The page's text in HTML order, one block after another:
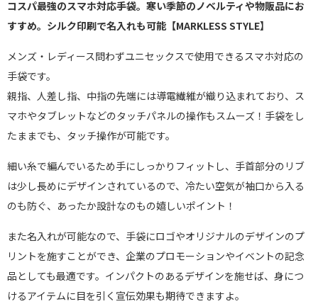
コスパ最強のスマホ対応手袋。寒い季節のノベルティや物販品にお
すすめ。シルク印刷で名入れも可能【MARKLESS STYLE】
メンズ・レディース問わずユニセックスで使用できるスマホ対応の
手袋です。
親指、人差し指、中指の先端には導電繊維が織り込まれており、ス
マホやタブレットなどのタッチパネルの操作もスムーズ！手袋をし
たままでも、タッチ操作が可能です。
細い糸で編んでいるため手にしっかりフィットし、手首部分のリブ
は少し長めにデザインされているので、冷たい空気が袖口から入る
のも防ぐ、あったか設計なのもの嬉しいポイント！
また名入れが可能なので、手袋にロゴやオリジナルのデザインのプ
リントを施すことができ、企業のプロモーションやイベントの記念
品としても最適です。インパクトのあるデザインを施せば、身につ
けるアイテムに目を引く宣伝効果も期待できますよ。